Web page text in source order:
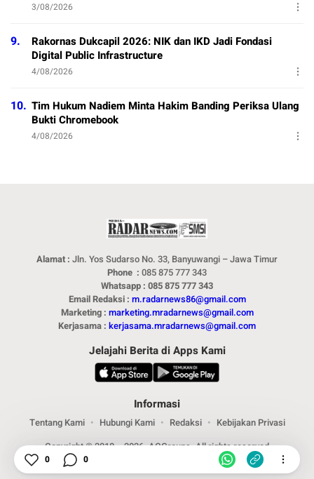
3/08/2026
9.
Rakornas Dukcapil 2026: NIK dan IKD Jadi Fondasi
Digital Public Infrastructure
4/08/2026
10. Tim Hukum Nadiem Minta Hakim Banding Periksa Ulang
Bukti Chromebook
4/08/2026
Alamat : Jln. Yos Sudarso No. 33, Banyuwangi – Jawa Timur
Phone : 085 875 777 343
Whatsapp : 085 875 777 343
Email Redaksi : m.radarnews86@gmail.com
Marketing : marketing.mradarnews@gmail.com
Kerjasama : kerjasama.mradarnews@gmail.com
Jelajahi Berita di Apps Kami
Informasi
Tentang Kami Hubungi Kami Redaksi
Kebijakan Privasi
Copyright © 2018 – 2026. ACGroups. All rights reserved
0 0